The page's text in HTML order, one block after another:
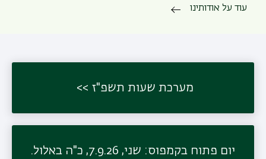
עוד על אודותינו
מערכת שעות תשפ"ז
יום פתוח בקמפוס: שני, 7.9.26, כ"ה באלול.